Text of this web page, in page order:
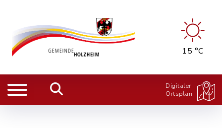
15 °C
Digitaler
Ortsplan